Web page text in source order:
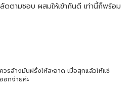
ดตามชอบ ผสมให้เข้ากันดี เท่านี้ก็พร้อม
ล้างมันฝรั่งให้สะอาด เมื่อสุกแล้วให้แช่
อกง่ายค่ะ